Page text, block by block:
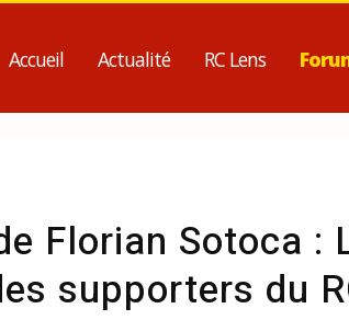
Accueil Actualité RC Lens
Florian Sotoca :
supporters du